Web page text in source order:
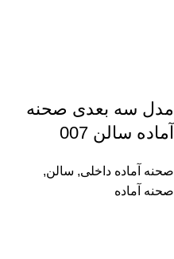
مدل سه بعدی صحنه
آماده سالن 007
صحنه آماده داخلی, سالن,
صحنه آماده